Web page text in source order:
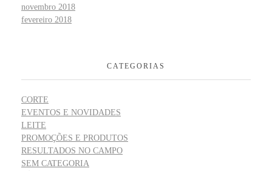
novembro 2018
fevereiro 2018
CATEGORIAS
CORTE
EVENTOS E NOVIDADES
LEITE
PROMOÇÕES E PRODUTOS
RESULTADOS NO CAMPO
SEM CATEGORIA